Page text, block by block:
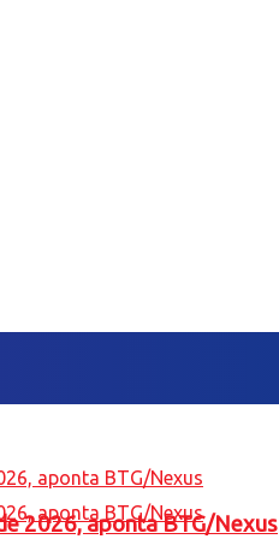
2026, aponta BTG/Nexus